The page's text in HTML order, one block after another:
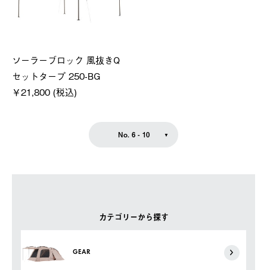
カテゴリーから探す
GEAR
ソーラーブロック 風抜きQ
セットタープ 250-BG
￥21,800 (税込)
No. 6 - 10